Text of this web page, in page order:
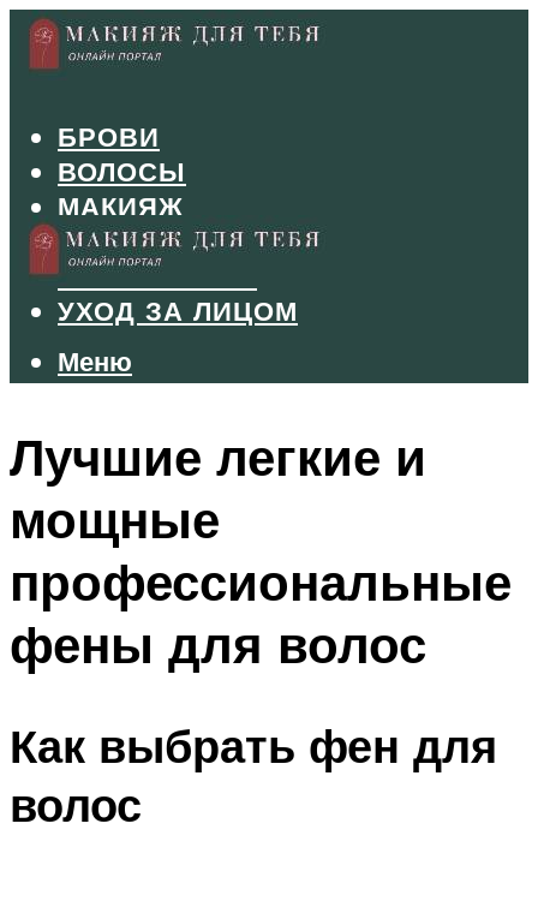
БРОВИ
ВОЛОСЫ
МАКИЯЖ
МАНИКЮР
ТУШЬ И ТЕНИ
УХОД ЗА ЛИЦОМ
Меню
Меню
Лучшие легкие и
мощные
профессиональные
фены для волос
Как выбрать фен для
волос